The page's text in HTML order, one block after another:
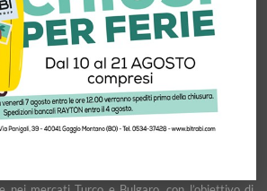
(Francia) e alla fiera Iwa di Norimberga.
nell'outdoor: BITRABI alla conquista dei mercati
La consulenza per l’ideazione di un piano